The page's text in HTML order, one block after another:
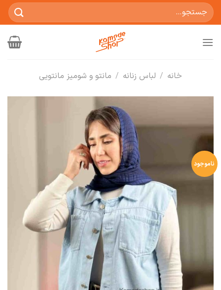
جستجو
برای:
خانه / لباس زنانه / مانتو و شومیز مانتویی
ناموجود